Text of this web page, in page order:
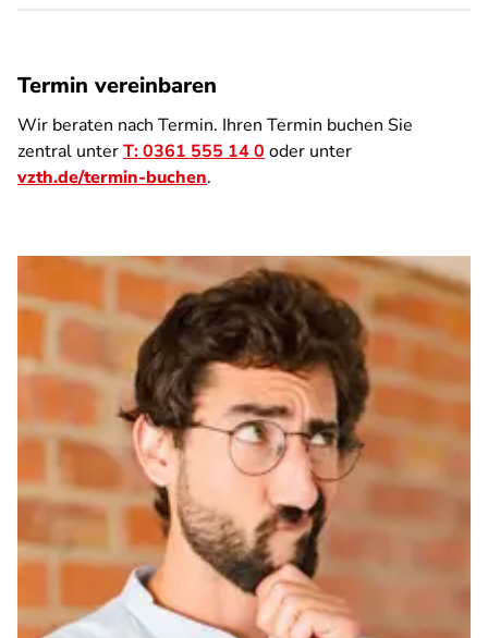
Termin vereinbaren
Wir beraten nach Termin. Ihren Termin buchen Sie
zentral unterT: 0361 555 14 0 oder unter
vzth.de/termin-buchen.